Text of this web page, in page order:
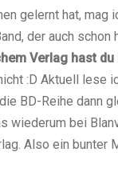
gelernt hat, mag
der auch
Verlag hast
:D Aktuell lese
BD-Reihe dann
wiederum bei
Also ein bunter